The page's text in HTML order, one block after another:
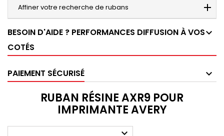
Affiner votre recherche de rubans
BESOIN D'AIDE ? PERFORMANCES DIFFUSION À VOS
COTÉS
PAIEMENT SÉCURISÉ
RUBAN RÉSINE AXR9 POUR
IMPRIMANTE AVERY
